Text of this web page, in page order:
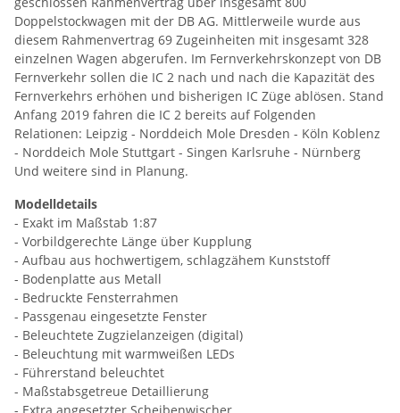
Doppelstockwagen mit der DB AG. Mittlerweile wurde aus
diesem Rahmenvertrag 69 Zugeinheiten mit insgesamt 328
einzelnen Wagen abgerufen. Im Fernverkehrskonzept von DB
Fernverkehr sollen die IC 2 nach und nach die Kapazität des
Fernverkehrs erhöhen und bisherigen IC Züge ablösen. Stand
Anfang 2019 fahren die IC 2 bereits auf Folgenden
Relationen: Leipzig - Norddeich Mole Dresden - Köln Koblenz
- Norddeich Mole Stuttgart - Singen Karlsruhe - Nürnberg
Und weitere sind in Planung.
Modelldetails
- Exakt im Maßstab 1:87
- Vorbildgerechte Länge über Kupplung
- Aufbau aus hochwertigem, schlagzähem Kunststoff
- Bodenplatte aus Metall
- Bedruckte Fensterrahmen
- Passgenau eingesetzte Fenster
- Beleuchtete Zugzielanzeigen (digital)
- Beleuchtung mit warmweißen LEDs
- Führerstand beleuchtet
- Maßstabsgetreue Detaillierung